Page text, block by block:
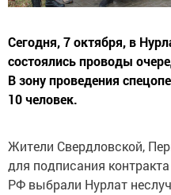
Сегодня, 7 октября, в
состоялись проводы
В зону проведения
10 человек.
Жители Свердловской,
для подписания
РФ выбрали Нурлат